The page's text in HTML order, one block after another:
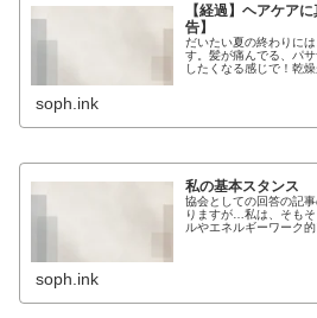
【経過】ヘアケア
告】
だいたい夏の終わりに
す。髪が痛んでる、パ
したくなる感じで！乾
soph.ink
私の基本スタンス
協会としての回答の記
りますが…私は、そも
ルやエネルギーワーク
soph.ink